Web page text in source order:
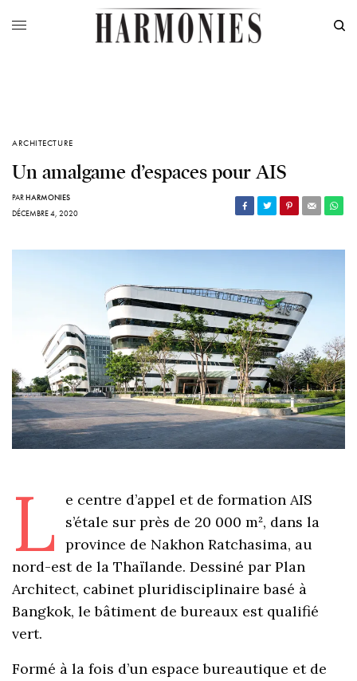
ARCHITECTURE
Un amalgame d’espaces pour AIS
PARHARMONIES
DÉCEMBRE 4, 2020
L
e centre d’appel et de formation AIS
s’étale sur près de 20 000 m², dans la
province de Nakhon Ratchasima, au
nord-est de la Thaïlande. Dessiné par Plan
Architect, cabinet pluridisciplinaire basé à
Bangkok, le bâtiment de bureaux est qualifié
vert.
Formé à la fois d’un espace bureautique et de